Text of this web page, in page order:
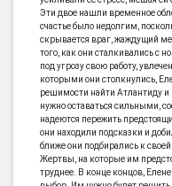
Эти двое нашли временное
счастье было недолгим,
скрывается враг, жаждущий
того, как они сталкивались с
под угрозу свою работу,
которыми они столкнулись,
решимости найти Атлантиду и
нужно оставаться сильными,
надеются пережить
они находили подсказки и
ближе они подбирались к
Жертвы, на которые им
труднее. В конце концов,